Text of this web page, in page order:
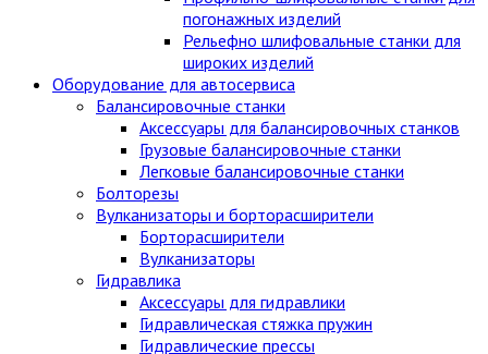
погонажных изделий
Рельефно шлифовальные станки для
широких изделий
Оборудование для автосервиса
Балансировочные станки
Аксессуары для балансировочных станков
Грузовые балансировочные станки
Легковые балансировочные станки
Болторезы
Вулканизаторы и борторасширители
Борторасширители
Вулканизаторы
Гидравлика
Аксессуары для гидравлики
Гидравлическая стяжка пружин
Гидравлические прессы